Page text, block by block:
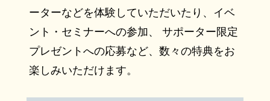
ーターなどを体験していただいたり、イベ
ント・セミナーへの参加、 サポーター限定
プレゼントへの応募など、数々の特典をお
楽しみいただけます。